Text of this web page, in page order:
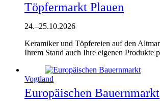
Töpfermarkt Plauen
24.–25.10.2026
Keramiker und Töpfereien auf den
Ihrem Stand auch Ihre eigenen Produkte
Vogtland
Europäischen Bauernmarkt